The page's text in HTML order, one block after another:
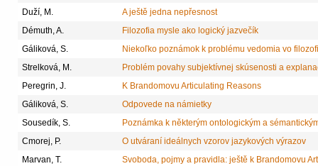
Duží, M.
A ještě jedna nepřesnost
Démuth, A.
Filozofia mysle ako logický jazvečík
Gáliková, S.
Niekoľko poznámok k problému vedomia vo
Strelková, M.
Problém povahy subjektívnej skúsenosti a
Peregrin, J.
K Brandomovu Articulating Reasons
Gáliková, S.
Odpovede na námietky
Sousedík, S.
Poznámka k některým ontologickým a
Cmorej, P.
O utváraní ideálnych vzorov jazykových výrazov
Marvan, T.
Svoboda, pojmy a pravidla: ještě k Brandomovu